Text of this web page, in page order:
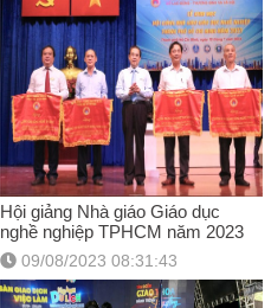
Hội giảng Nhà giáo Giáo dục
nghề nghiệp TPHCM năm 2023
09/08/2023 08:31:43